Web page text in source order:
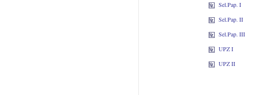
Sel.Pap. I
Sel.Pap. II
Sel.Pap. III
UPZ I
UPZ II